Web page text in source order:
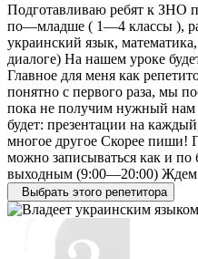
Подготавливаю ребят к ЗНО
по—младше ( 1—4 классы ),
украинский язык,
диалоге) На нашем уроке
Главное для меня как
понятно с первого раза, мы
пока не получим нужный нам
будет: презентации на
многое другое Скорее пиши!
можно записываться как и
выходным (9:00—20:00) Ждем
Выбрать этого репетитора